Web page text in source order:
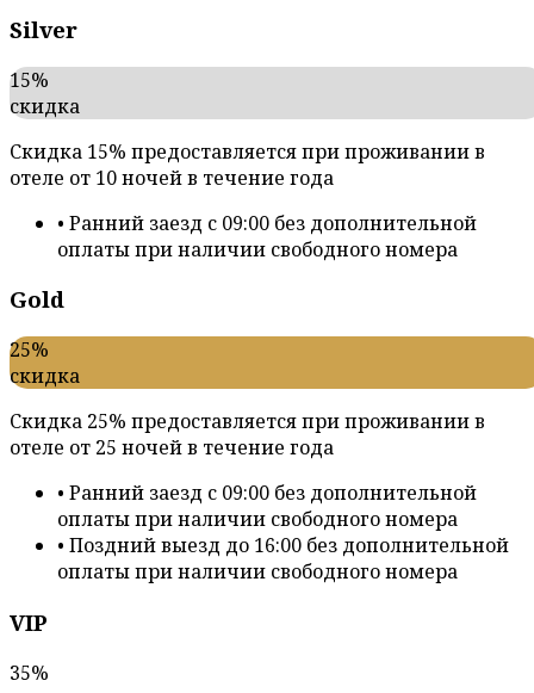
Silver
15%
скидка
Скидка 15% предоставляется при проживании в
отеле от 10 ночей в течение года
• Ранний заезд с 09:00 без дополнительной
оплаты при наличии свободного номера
Gold
25%
скидка
Скидка 25% предоставляется при проживании в
отеле от 25 ночей в течение года
• Ранний заезд с 09:00 без дополнительной
оплаты при наличии свободного номера
• Поздний выезд до 16:00 без дополнительной
оплаты при наличии свободного номера
VIP
35%